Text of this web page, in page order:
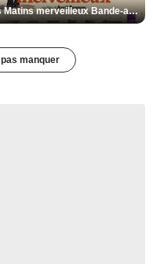
Les Matins merveilleux Bande-annonce VF
manquer